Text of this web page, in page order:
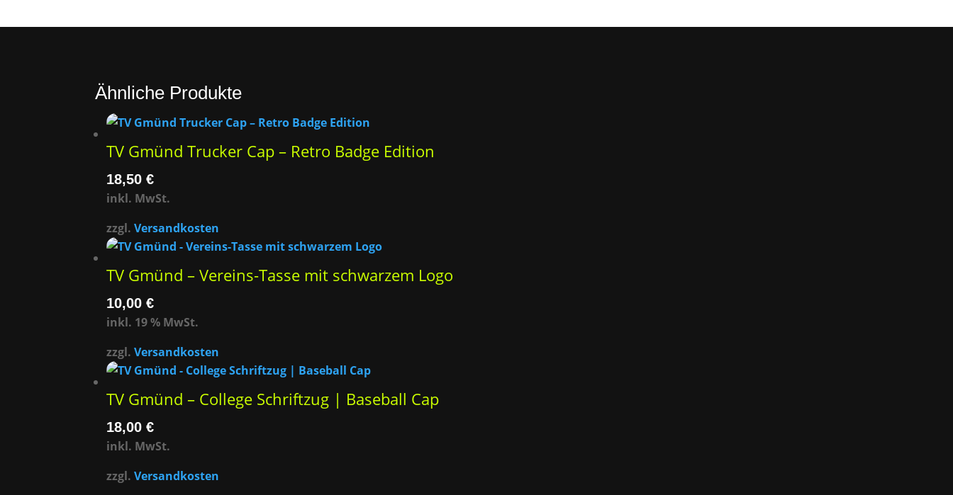
Ähnliche Produkte
TV Gmünd Trucker Cap – Retro Badge Edition
18,50€
inkl. MwSt.
zzgl.Versandkosten
TV Gmünd – Vereins-Tasse mit schwarzem Logo
10,00€
inkl. 19 % MwSt.
zzgl.Versandkosten
TV Gmünd – College Schriftzug | Baseball Cap
18,00€
inkl. MwSt.
zzgl.Versandkosten